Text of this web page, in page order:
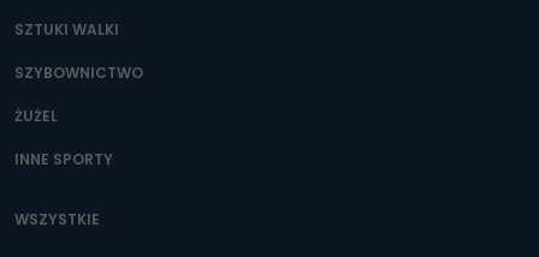
SZTUKI WALKI
SZYBOWNICTWO
ŻUŻEL
INNE SPORTY
WSZYSTKIE